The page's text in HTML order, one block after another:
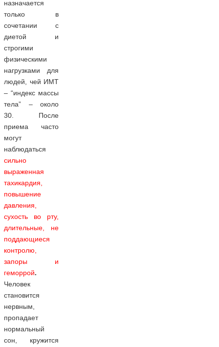
назначается
только в
сочетании с
диетой и
строгими
физическими
нагрузками для
людей, чей ИМТ
– “индекс массы
тела” – около
30. После
приема часто
могут
наблюдаться
сильно
выраженная
тахикардия,
повышение
давления,
сухость во рту,
длительные, не
поддающиеся
контролю,
запоры и
геморрой.
Человек
становится
нервным,
пропадает
нормальный
сон, кружится